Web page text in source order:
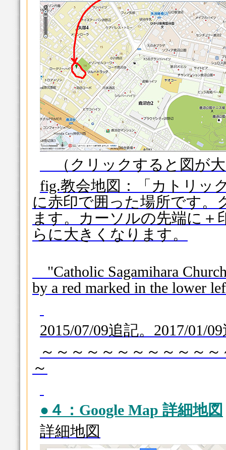
（クリックすると図が
fig.教会地図：「カトリッ
に赤印で囲った場所です
ます。カーソルの先端に
らに大きくなります。
"Catholic Sagamihara
by a red marked in the lower
2015/07/09追記。2017/01/
～～～～～～～～～～～
～
●４：Google Map 詳細地図
詳細地図